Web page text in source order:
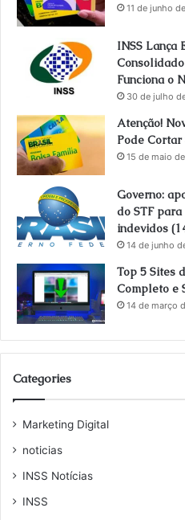
11 de junho
INSS Lança
Funciona o
30 de julho
Atenção!
Pode Cortar
15 de maio
Governo:
do STF
indevidos
14 de junho
Top 5 Sites
Completo e
14 de março
Categories
Marketing Digital
noticias
INSS Notícias
INSS